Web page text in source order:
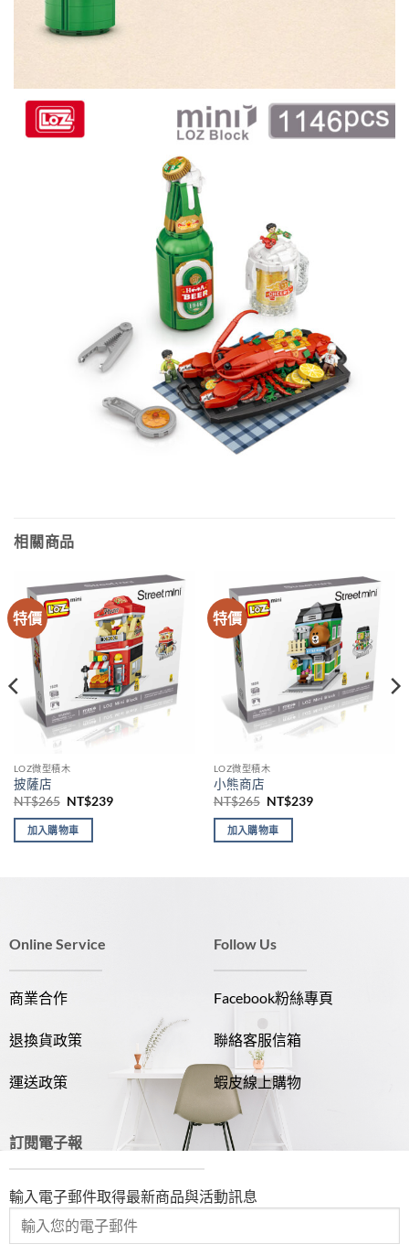
相關商品
特價
LOZ微型積木
披薩店
NT$265 原
價
格：
NT$239目
加入購物車
特價
LOZ微型積木
小熊商店
NT$265 原
價
格：
NT$239目
加入購物車
Online Service
商業合作
退換貨政策
運送政策
Follow Us
Facebook粉絲專頁
聯絡客服信箱
蝦皮線上購物
訂閱電子報
輸入電子郵件取得最新商品與活動訊息